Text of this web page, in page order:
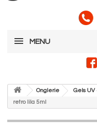
MENU
Onglerie Gels UV
retro lila 5ml